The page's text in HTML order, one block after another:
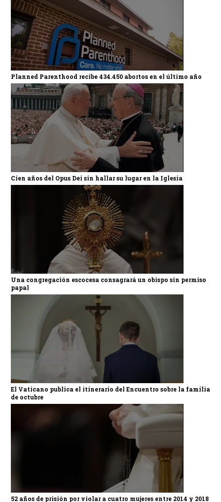
Planned Parenthood recibe 434.450 abortos en el último año
Cien años del Opus Dei sin hallar su lugar en la Iglesia
Una congregación escocesa consagrará un obispo sin permiso
papal
El Vaticano publica el itinerario del Encuentro sobre la familia
de octubre
52 años de prisión por violar a cuatro mujeres entre 2014 y 2018